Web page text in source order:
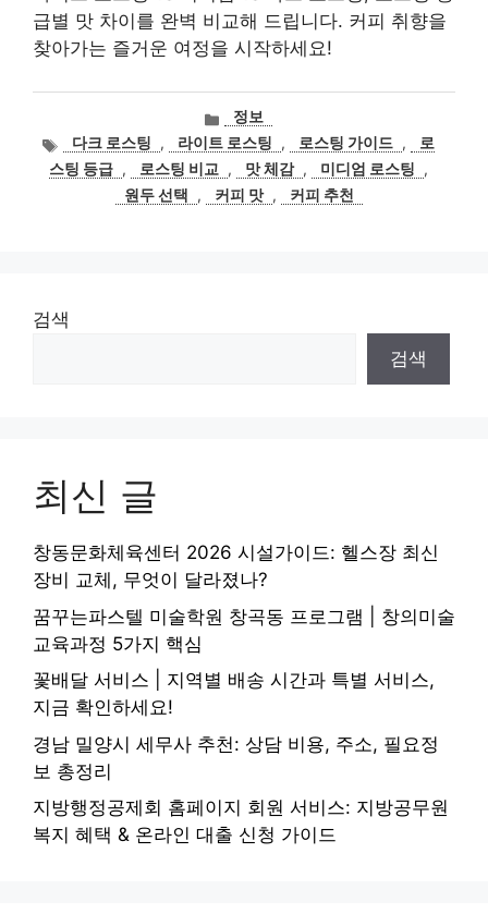
급별 맛 차이를 완벽 비교해 드립니다. 커피 취향을
찾아가는 즐거운 여정을 시작하세요!
카
테
고
리
정보
태
그
다크 로스팅 , 라이트 로스팅 , 로스팅 가이드 ,
로
스팅 등급 , 로스팅 비교 , 맛 체감 , 미디엄 로스팅
,
원두 선택
, 커피 맛 , 커피 추천
검색
검색
최신 글
창동문화체육센터 2026 시설가이드: 헬스장 최신
장비 교체, 무엇이 달라졌나?
꿈꾸는파스텔 미술학원 창곡동 프로그램 | 창의미술
교육과정 5가지 핵심
꽃배달 서비스 | 지역별 배송 시간과 특별 서비스,
지금 확인하세요!
경남 밀양시 세무사 추천: 상담 비용, 주소, 필요정
보 총정리
지방행정공제회 홈페이지 회원 서비스: 지방공무원
복지 혜택 & 온라인 대출 신청 가이드